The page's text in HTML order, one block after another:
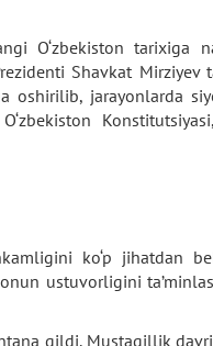
O‘zbekiston tarixiga
Shavkat
oshirilib, jarayonlarda
ko‘p jihatdan
ustuvorligini
qildi. Mustaqillik